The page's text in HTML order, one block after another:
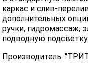
каркас и слив-
дополнительных
ручки, гидромассаж,
подводную подсветку.
Производитель: